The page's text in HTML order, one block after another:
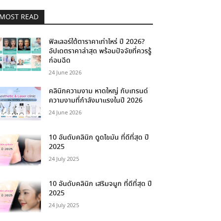
READ
ฟิลเลอร์ใต้ตาราคาเท่าไหร่ ปี 2026?
อัปเดตราคาล่าสุด พร้อมปัจจัยที่ควรรู้
ก่อนฉีด
24 June 2026
คลินิกความงาม หาดใหญ่ กับเทรนด์
ความงามที่กำลังมาแรงในปี 2026
24 June 2026
10 อันดับคลินิก ดูดไขมัน ที่ดีที่สุด ปี
2025
24 July 2025
10 อันดับคลินิก เสริมจมูก ที่ดีที่สุด ปี
2025
24 July 2025